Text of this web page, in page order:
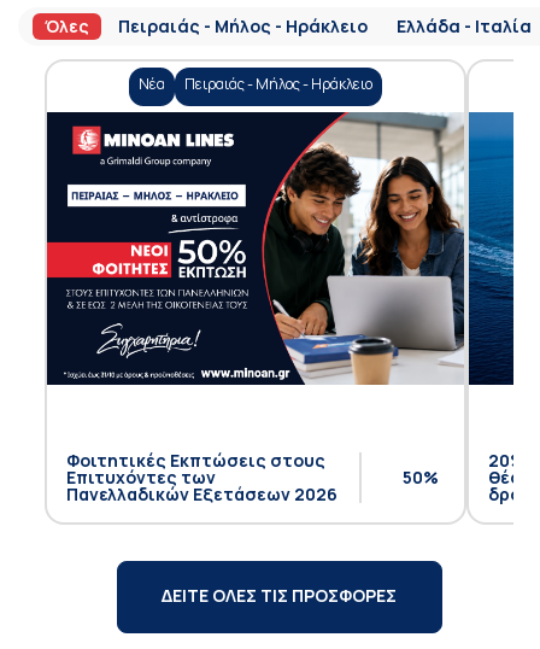
Όλες Πειραιάς - Μήλος - Ηράκλειο Ελλάδα - Ιταλία
Νέα Πειραιάς - Μήλος - Ηράκλειο
Φοιτητικές Εκπτώσεις στους
Επιτυχόντες των
Πανελλαδικών Εξετάσεων 2026
50%
20%
θέση
ΔΕΙΤΕ ΟΛΕΣ ΤΙΣ ΠΡΟΣΦΟΡΕΣ